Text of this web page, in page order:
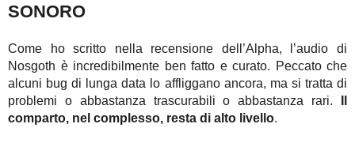
SONORO
Come ho scritto nella recensione dell’Alpha, l’audio di
Nosgoth è incredibilmente ben fatto e curato. Peccato che
alcuni bug di lunga data lo affliggano ancora, ma si tratta di
problemi o abbastanza trascurabili o abbastanza rari.
comparto, nel complesso, resta di alto livello.